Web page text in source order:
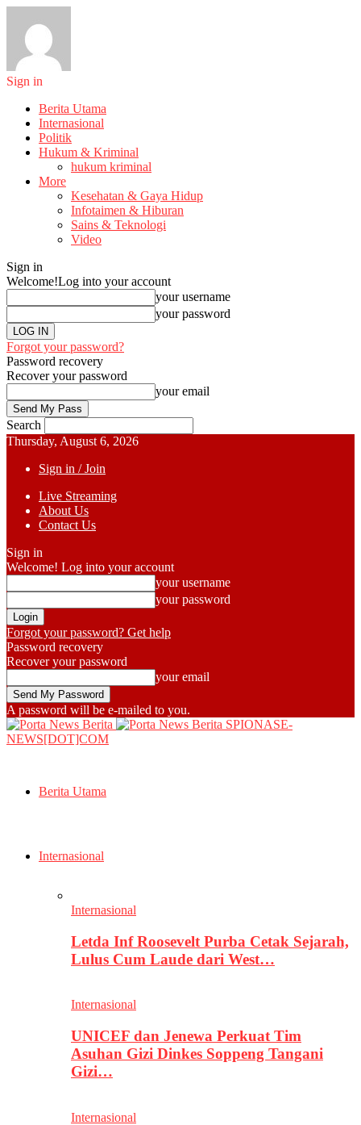
Sign in
Berita Utama
Internasional
Politik
Hukum & Kriminal
hukum kriminal
More
Kesehatan & Gaya Hidup
Infotaimen & Hiburan
Sains & Teknologi
Video
Sign in
Welcome!Log into your account
your username
your password
Forgot your password?
Password recovery
Recover your password
your email
Search
Thursday, August 6, 2026
Sign in / Join
Live Streaming
About Us
Contact Us
Sign in
Welcome! Log into your account
your username
your password
Forgot your password? Get help
Password recovery
Recover your password
your email
A password will be e-mailed to you.
SPIONASE-
NEWS[DOT]COM
Berita Utama
Internasional
Internasional
Letda Inf Roosevelt Purba Cetak Sejarah,
Lulus Cum Laude dari West…
Internasional
UNICEF dan Jenewa Perkuat Tim
Asuhan Gizi Dinkes Soppeng Tangani
Gizi…
Internasional